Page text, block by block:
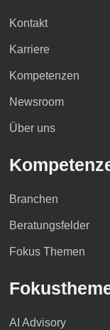
Kontakt
Karriere
Kompetenzen
Newsroom
Über uns
Branchen
Beratungsfelder
Fokus Themen
AI Advisory